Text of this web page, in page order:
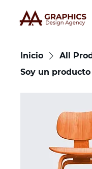
Inicio
All
Soy un producto